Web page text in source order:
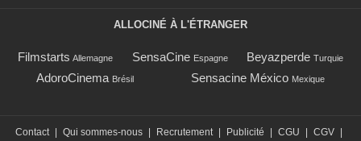
ALLOCINÉ À L'ÉTRANGER
Filmstarts Allemagne SensaCine Espagne Beyazperde Turquie
AdoroCinema Brésil Sensacine México Mexique
Contact Qui sommes-nous Recrutement Publicité CGU CGV